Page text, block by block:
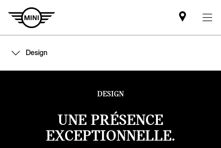
Mini
dealer
Design
DESIGN
UNE PRÉSENCE
EXCEPTIONNELLE.